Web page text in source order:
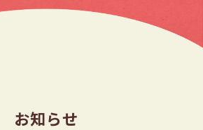
お知らせ